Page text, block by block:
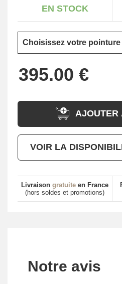
EN STOCK
AJOUTER
VOIR LA
Livraison gratuite en France
(hors soldes et promotions)
Notre avis